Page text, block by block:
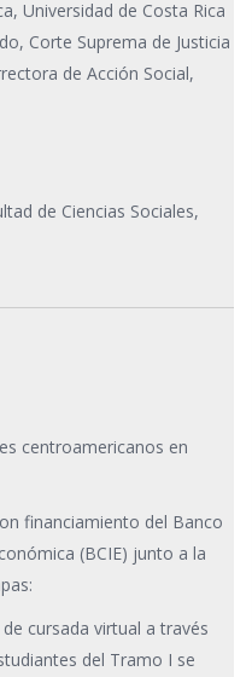
Universidad de Costa Rica
Corte Suprema de Justicia
de Acción Social,
de Ciencias Sociales,
centroamericanos en
financiamiento del Banco
(BCIE) junto a la
cursada virtual a través
del Tramo I se